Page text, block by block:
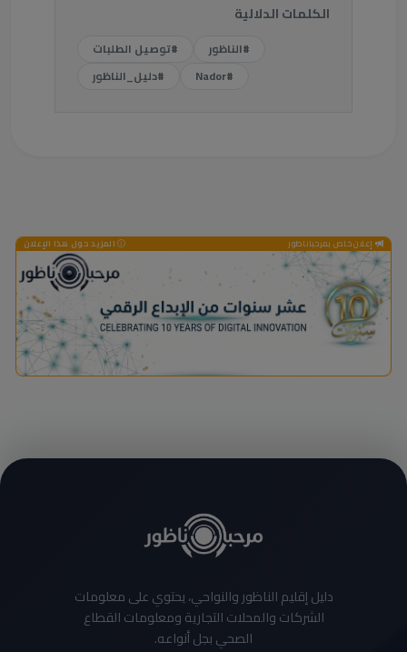
الكلمات الدلالية
#الناظور
#توصيل الطلبات
#Nador
#دليل_الناظور
إعلان خاص بمرحباناظور المزيد حول هذا الإعلان
دليل إقليم الناظور والنواحي، يحتوي على معلومات
الشركات والمحلات التجارية ومعلومات القطاع
الصحي بجل أنواعه.